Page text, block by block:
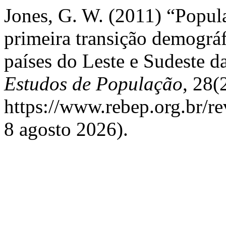
Jones, G. W. (2011)
primeira transição
países do Leste e Sudeste
Estudos de População,
https://www.rebep.org.br/
8 agosto 2026).